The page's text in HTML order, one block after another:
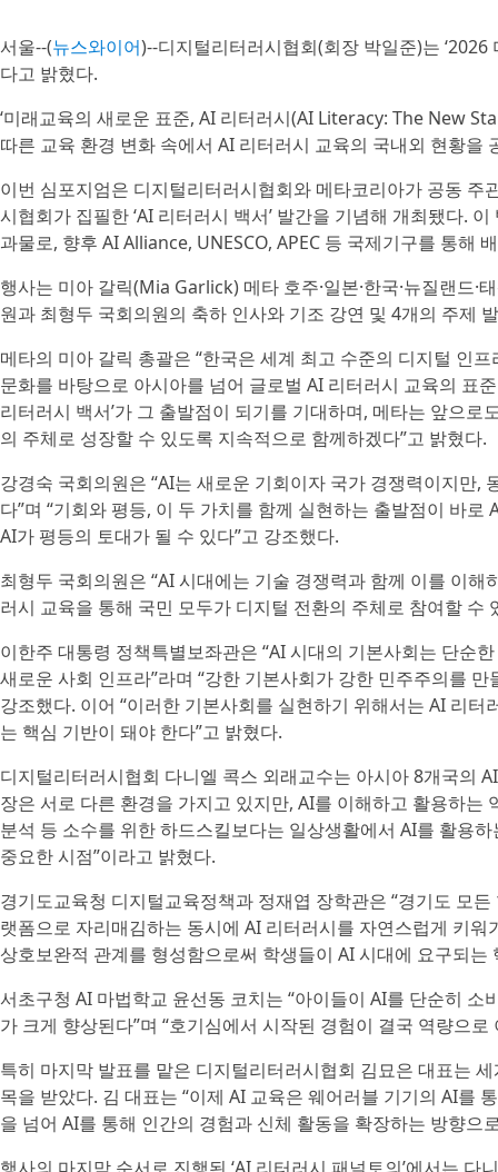
서울--(뉴스와이어)--디지털리터러시협회(회장 박일준)는
다고 밝혔다.
‘미래교육의 새로운 표준, AI 리터러시(AI Literacy: The New
따른 교육 환경 변화 속에서 AI 리터러시 교육의 국내외 현황
이번 심포지엄은 디지털리터러시협회와 메타코리아가 공동
시협회가 집필한 ‘AI 리터러시 백서’ 발간을 기념해 개최됐다.
과물로, 향후 AI Alliance, UNESCO, APEC 등 국제기구를 통해
행사는 미아 갈릭(Mia Garlick) 메타 호주·일본·한국·뉴질랜드
원과 최형두 국회의원의 축하 인사와 기조 강연 및 4개의 주제
메타의 미아 갈릭 총괄은 “한국은 세계 최고 수준의 디지털 인
문화를 바탕으로 아시아를 넘어 글로벌 AI 리터러시 교육의 표
리터러시 백서’가 그 출발점이 되기를 기대하며, 메타는 앞으
의 주체로 성장할 수 있도록 지속적으로 함께하겠다”고 밝혔다.
강경숙 국회의원은 “AI는 새로운 기회이자 국가 경쟁력이지만
다”며 “기회와 평등, 이 두 가치를 함께 실현하는 출발점이 바
AI가 평등의 토대가 될 수 있다”고 강조했다.
최형두 국회의원은 “AI 시대에는 기술 경쟁력과 함께 이를 이
러시 교육을 통해 국민 모두가 디지털 전환의 주체로 참여할 수
이한주 대통령 정책특별보좌관은 “AI 시대의 기본사회는 단순
새로운 사회 인프라”라며 “강한 기본사회가 강한 민주주의를
강조했다. 이어 “이러한 기본사회를 실현하기 위해서는 AI 리
는 핵심 기반이 돼야 한다”고 밝혔다.
디지털리터러시협회 다니엘 콕스 외래교수는 아시아 8개국의
장은 서로 다른 환경을 가지고 있지만, AI를 이해하고 활용하는
분석 등 소수를 위한 하드스킬보다는 일상생활에서 AI를 활용
중요한 시점”이라고 밝혔다.
경기도교육청 디지털교육정책과 정재엽 장학관은 “경기도 모
랫폼으로 자리매김하는 동시에 AI 리터러시를 자연스럽게 키워
상호보완적 관계를 형성함으로써 학생들이 AI 시대에 요구되
서초구청 AI 마법학교 윤선동 코치는 “아이들이 AI를 단순히
가 크게 향상된다”며 “호기심에서 시작된 경험이 결국 역량으로
특히 마지막 발표를 맡은 디지털리터러시협회 김묘은 대표는
목을 받았다. 김 대표는 “이제 AI 교육은 웨어러블 기기의 AI를
을 넘어 AI를 통해 인간의 경험과 신체 활동을 확장하는 방향으